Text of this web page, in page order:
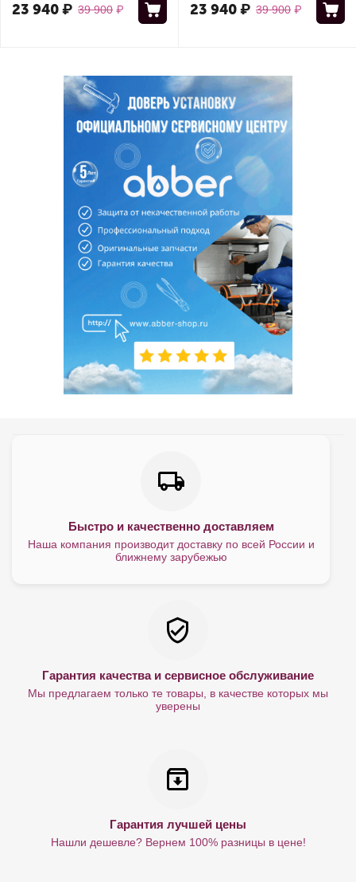
39 900 ₽
23 940₽ 39 900 ₽
23 940₽
Быстро и качественно доставляем
Наша компания производит доставку по всей России и
ближнему зарубежью
Гарантия качества и сервисное обслуживание
Мы предлагаем только те товары, в качестве которых мы
уверены
Гарантия лучшей цены
Нашли дешевле? Вернем 100% разницы в цене!